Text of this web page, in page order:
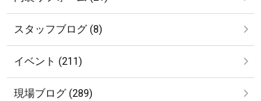
スタッフブログ (8)
イベント (211)
現場ブログ (289)